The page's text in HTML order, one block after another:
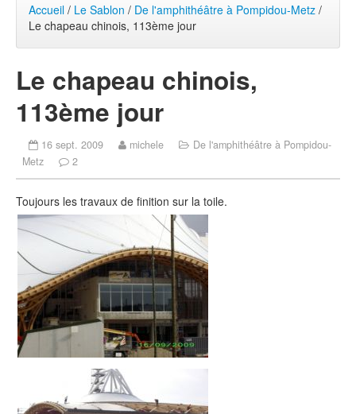
Accueil / Le Sablon / De l'amphithéâtre à Pompidou-Metz /
Le chapeau chinois, 113ème jour
Le chapeau chinois,
113ème jour
16 sept. 2009 michele
De l'amphithéâtre à Pompidou-
Metz
2
Toujours les travaux de finition sur la toile.